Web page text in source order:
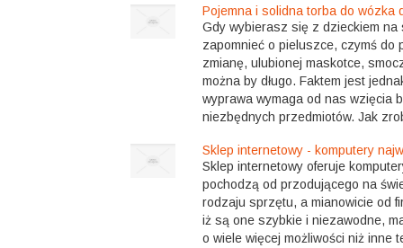
Pojemna i solidna torba do wózka
Gdy wybierasz się z dzieckiem na
zapomnieć o pieluszce, czymś do
zmianę, ulubionej maskotce,
można by długo. Faktem jest
wyprawa wymaga od nas wzięcia
niezbędnych przedmiotów. Jak
Sklep internetowy - komputery
Sklep internetowy oferuje
pochodzą od przodującego na
rodzaju sprzętu, a mianowicie od
iż są one szybkie i niezawodne,
o wiele więcej możliwości niż inne